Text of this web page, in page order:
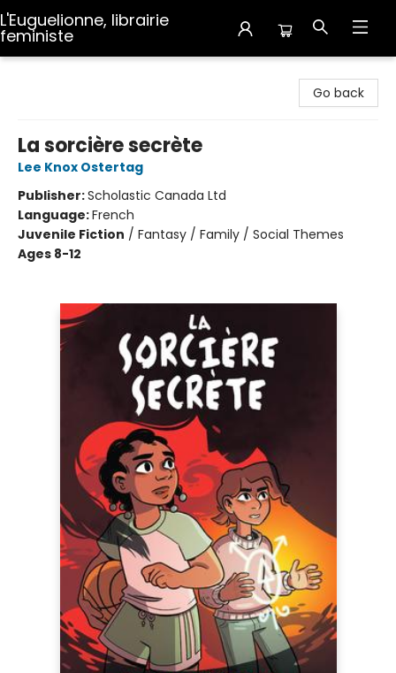
L'Euguelionne, librairie
feministe
Go back
La sorcière secrète
Lee Knox Ostertag
Publisher:Scholastic Canada Ltd
Language:French
Juvenile Fiction / Fantasy / Family / Social Themes
Ages 8-12